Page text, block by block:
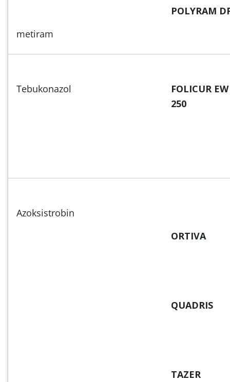
metiram
POLYRAM
Tebukonazol
FOLICUR EW
250
Azoksistrobin
ORTIVA
QUADRIS
TAZER